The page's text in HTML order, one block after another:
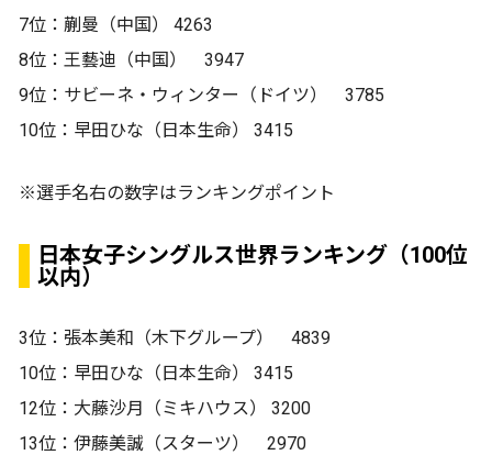
7位：蒯曼（中国） 4263
8位：王藝迪（中国） 3947
9位：サビーネ・ウィンター（ドイツ） 3785
10位：早田ひな（日本生命） 3415
※選手名右の数字はランキングポイント
日本女子シングルス世界ランキング（100位
以内）
3位：張本美和（木下グループ） 4839
10位：早田ひな（日本生命） 3415
12位：大藤沙月（ミキハウス） 3200
13位：伊藤美誠（スターツ） 2970